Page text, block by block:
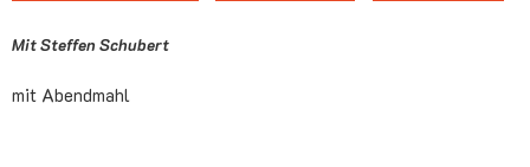
Mit Steffen Schubert
mit Abendmahl